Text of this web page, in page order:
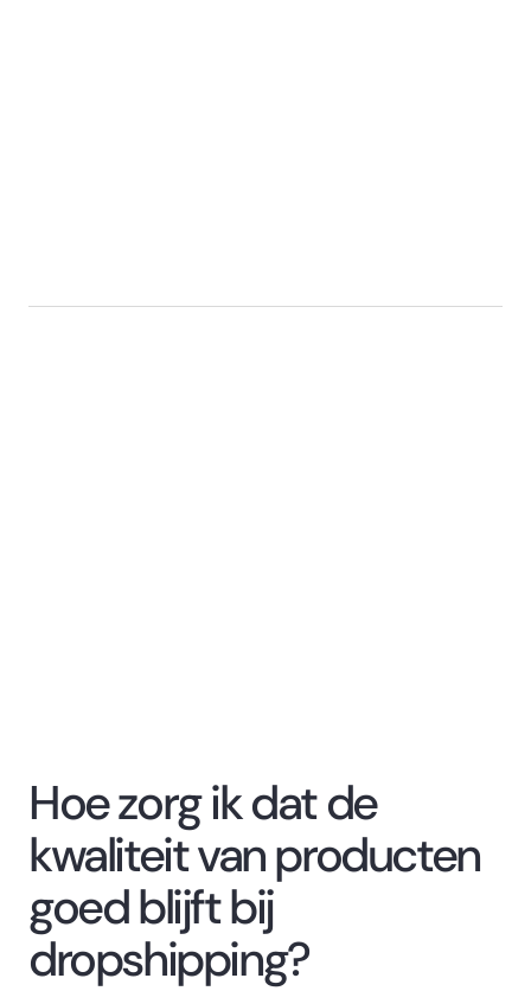
Hoe zorg ik dat de
kwaliteit van producten
goed blijft bij
dropshipping?